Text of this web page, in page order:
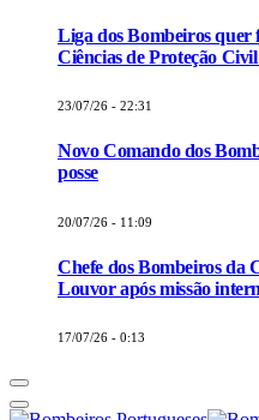
Liga dos Bombeiros quer
Ciências de Proteção
23/07/26 - 22:31
Novo Comando dos
posse
20/07/26 - 11:09
Chefe dos Bombeiros da
Louvor após missão
17/07/26 - 0:13